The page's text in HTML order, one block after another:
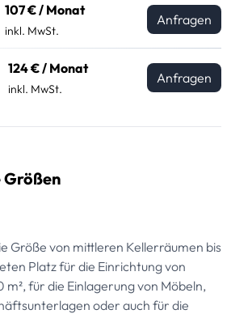
107 € / Monat
inkl. MwSt.
Anfragen
124 € / Monat
inkl. MwSt.
Anfragen
Größe von mittleren Kellerräumen bis
Platz für die Einrichtung von
m², für die Einlagerung von Möbeln,
oder auch für die